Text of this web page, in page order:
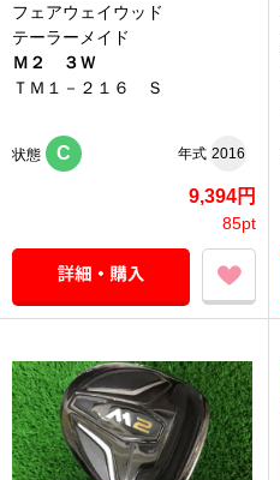
フェアウェイウッド
テーラーメイド
Ｍ２ ３Ｗ
ＴＭ１－２１６ Ｓ
状態 C 年式 2016
9,394円
85pt